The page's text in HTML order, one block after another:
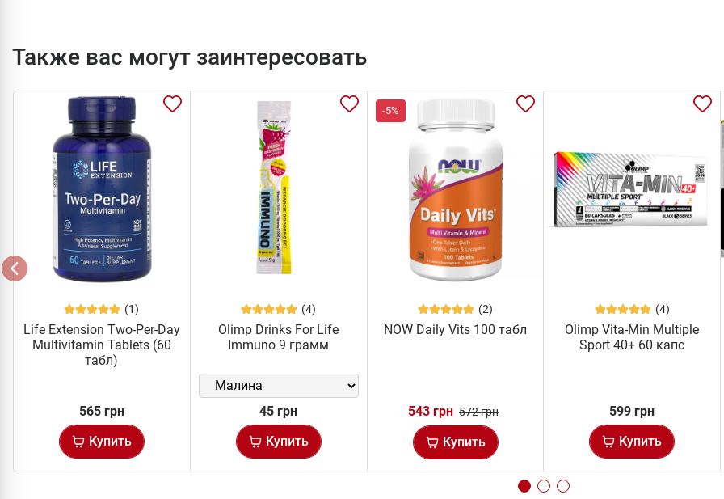
Также вас могут заинтересовать
(1)
Life Extension Two-Per-Day
Multivitamin Tablets (60
табл)
565 грн
Купить
(4)
Olimp Drinks For Life
Immuno 9 грамм
45 грн
Купить
-5%
(2)
NOW Daily Vits 100 табл
543 грн 572 грн
Купить
(4)
Olimp Vita-Min Multiple
Sport 40+ 60 капс
599 грн
Купить